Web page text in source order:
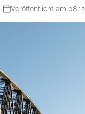
Veröffentlicht am